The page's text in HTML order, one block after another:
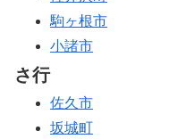
駒ヶ根市
小諸市
さ行
佐久市
坂城町